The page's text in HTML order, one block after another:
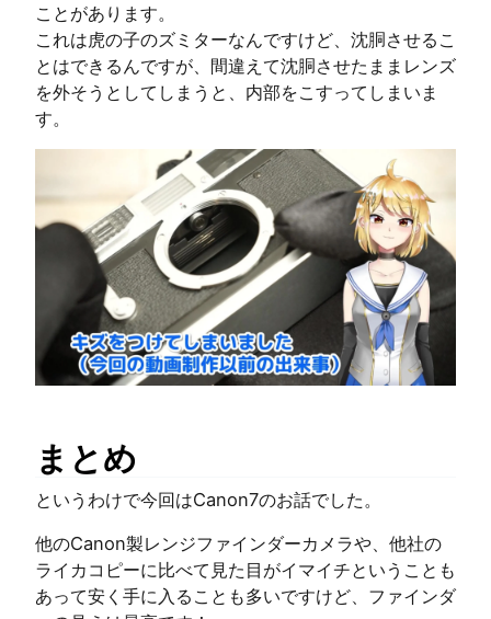
ことがあります。
これは虎の子のズミターなんですけど、沈胴させるこ
とはできるんですが、間違えて沈胴させたままレンズ
を外そうとしてしまうと、内部をこすってしまいま
す。
まとめ
というわけで今回はCanon7のお話でした。
他のCanon製レンジファインダーカメラや、他社の
ライカコピーに比べて見た目がイマイチということも
あって安く手に入ることも多いですけど、ファインダ